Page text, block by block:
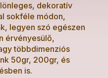
dekoratív
sokféle módon,
legyen szó egészen
érvényesülő,
többdimenziós
50gr, 200gr, és
is.